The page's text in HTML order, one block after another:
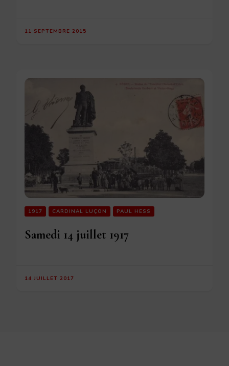
11 SEPTEMBRE 2015
1917 CARDINAL LUÇON PAUL HESS
Samedi 14 juillet 1917
14 JUILLET 2017